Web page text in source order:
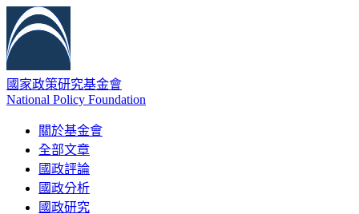
國家政策研究基金會
National Policy Foundation
關於基金會
全部文章
國政評論
國政分析
國政研究